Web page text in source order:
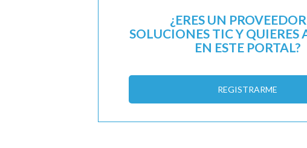
¿ERES UN
SOLUCIONES TIC Y QUIERES
EN ESTE PORTAL?
REGISTRARME